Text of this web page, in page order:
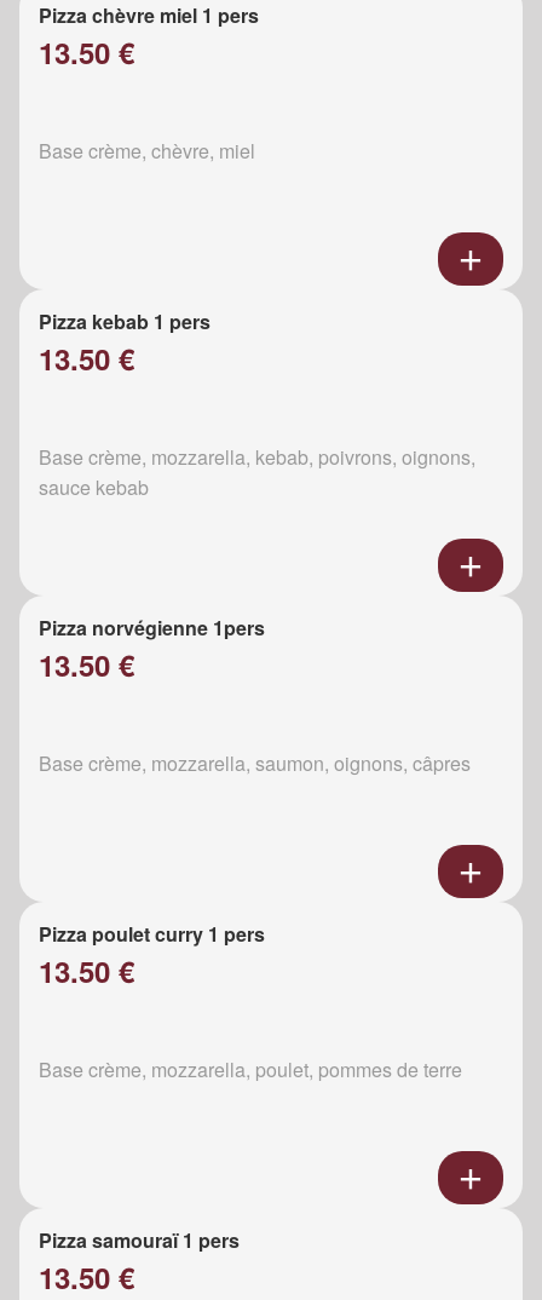
Pizza chèvre miel 1 pers
13.50 €
Base crème, chèvre, miel
Pizza kebab 1 pers
13.50 €
Base crème, mozzarella, kebab, poivrons, oignons,
sauce kebab
Pizza norvégienne 1pers
13.50 €
Base crème, mozzarella, saumon, oignons, câpres
Pizza poulet curry 1 pers
13.50 €
Base crème, mozzarella, poulet, pommes de terre
Pizza samouraï 1 pers
13.50 €